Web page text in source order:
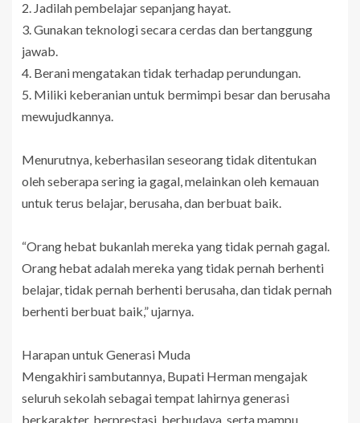
2. Jadilah pembelajar sepanjang hayat.
3. Gunakan teknologi secara cerdas dan bertanggung
jawab.
4. Berani mengatakan tidak terhadap perundungan.
5. Miliki keberanian untuk bermimpi besar dan berusaha
mewujudkannya.
Menurutnya, keberhasilan seseorang tidak ditentukan
oleh seberapa sering ia gagal, melainkan oleh kemauan
untuk terus belajar, berusaha, dan berbuat baik.
“Orang hebat bukanlah mereka yang tidak pernah gagal.
Orang hebat adalah mereka yang tidak pernah berhenti
belajar, tidak pernah berhenti berusaha, dan tidak pernah
berhenti berbuat baik,” ujarnya.
Harapan untuk Generasi Muda
Mengakhiri sambutannya, Bupati Herman mengajak
seluruh sekolah sebagai tempat lahirnya generasi
berkarakter, berprestasi, berbudaya, serta mampu